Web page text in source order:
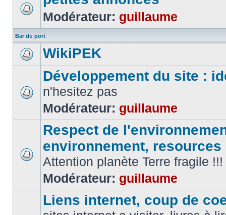
Modérateur: guillaume
Bar du port
WikiPEK
Développement du site :
n'hesitez pas
Modérateur: guillaume
Respect de
environnement, resources
Attention planète Terre fragile !!!
Modérateur: guillaume
Liens internet, coup de